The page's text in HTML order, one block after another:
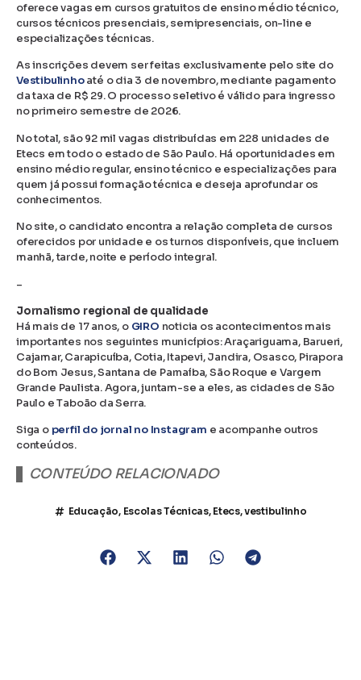
oferece vagas em cursos gratuitos de ensino médio técnico,
cursos técnicos presenciais, semipresenciais, on-line e
especializações técnicas.
As inscrições devem ser feitas exclusivamente pelo site do
Vestibulinhoaté o dia 3 de novembro, mediante pagamento
da taxa de R$ 29. O processo seletivo é válido para ingresso
no primeiro semestre de 2026.
No total, são 92 mil vagas distribuídas em 228 unidades de
Etecs em todo o estado de São Paulo. Há oportunidades em
ensino médio regular, ensino técnico e especializações para
quem já possui formação técnica e deseja aprofundar os
conhecimentos.
No site, o candidato encontra a relação completa de cursos
oferecidos por unidade e os turnos disponíveis, que incluem
manhã, tarde, noite e período integral.
–
Jornalismo regional de qualidade
Há mais de 17 anos, o GIRO noticia os acontecimentos mais
importantes nos seguintes municípios: Araçariguama, Barueri,
Cajamar, Carapicuíba, Cotia, Itapevi, Jandira, Osasco, Pirapora
do Bom Jesus, Santana de Parnaíba, São Roque e Vargem
Grande Paulista. Agora, juntam-se a eles, as cidades de São
Paulo e Taboão da Serra.
Siga o perfil do jornal no Instagram e acompanhe outros
conteúdos.
CONTEÚDO RELACIONADO
Educação, Escolas Técnicas, Etecs,vestibulinho